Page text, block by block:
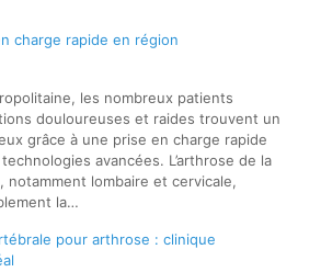
charge rapide en région
les nombreux patients
douloureuses et raides trouvent un
grâce à une prise en charge rapide
avancées. L’arthrose de la
notamment lombaire et cervicale,
la…
pour arthrose : clinique